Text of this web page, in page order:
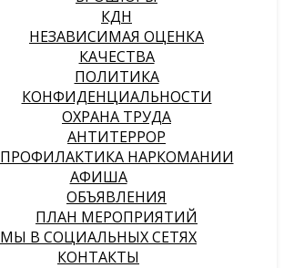
КДН
НЕЗАВИСИМАЯ ОЦЕНКА
КАЧЕСТВА
ПОЛИТИКА
КОНФИДЕНЦИАЛЬНОСТИ
ОХРАНА ТРУДА
АНТИТЕРРОР
ПРОФИЛАКТИКА НАРКОМАНИИ
АФИША
ОБЪЯВЛЕНИЯ
ПЛАН МЕРОПРИЯТИЙ
МЫ В СОЦИАЛЬНЫХ СЕТЯХ
КОНТАКТЫ